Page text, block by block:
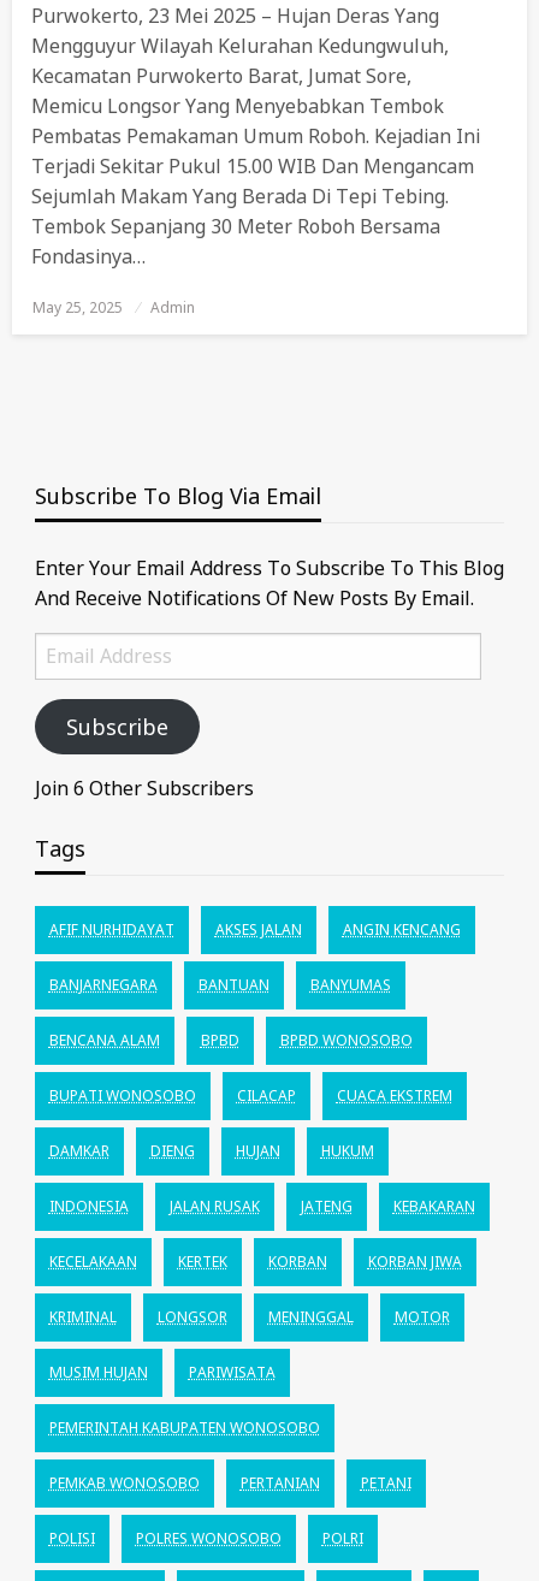
Purwokerto, 23 Mei 2025 – Hujan Deras Yang
Mengguyur Wilayah Kelurahan Kedungwuluh,
Kecamatan Purwokerto Barat, Jumat Sore,
Memicu Longsor Yang Menyebabkan Tembok
Pembatas Pemakaman Umum Roboh. Kejadian Ini
Terjadi Sekitar Pukul 15.00 WIB Dan Mengancam
Sejumlah Makam Yang Berada Di Tepi Tebing.
Tembok Sepanjang 30 Meter Roboh Bersama
Fondasinya…
Posted
On
May 25, 2025 Admin
Subscribe To Blog Via Email
Enter Your Email Address To Subscribe To This Blog
And Receive Notifications Of New Posts By Email.
Email
Address
Subscribe
Join 6 Other Subscribers
Tags
AFIF NURHIDAYAT AKSES JALAN ANGIN KENCANG
BANJARNEGARA BANTUAN BANYUMAS
BENCANA ALAM BPBD BPBD WONOSOBO
BUPATI WONOSOBO CILACAP CUACA EKSTREM
DAMKAR DIENG HUJAN HUKUM
INDONESIA JALAN RUSAK JATENG KEBAKARAN
KECELAKAAN KERTEK KORBAN KORBAN JIWA
KRIMINAL LONGSOR MENINGGAL MOTOR
MUSIM HUJAN PARIWISATA
PEMERINTAH KABUPATEN WONOSOBO
PEMKAB WONOSOBO PERTANIAN PETANI
POLISI POLRES WONOSOBO POLRI